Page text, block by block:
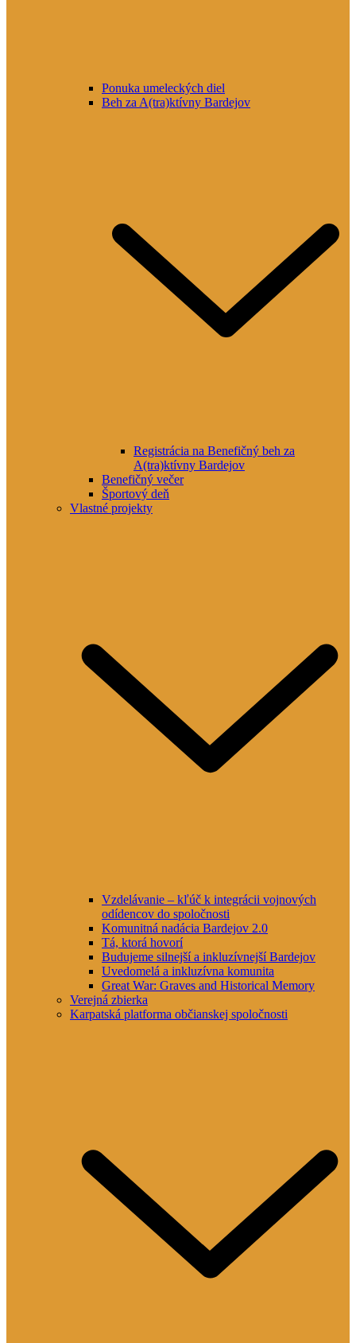
Ponuka umeleckých diel
Beh za A(tra)ktívny Bardejov
Registrácia na Benefičný beh za
A(tra)ktívny Bardejov
Benefičný večer
Športový deň
Vlastné projekty
Vzdelávanie – kľúč k integrácii vojnových
odídencov do spoločnosti
Komunitná nadácia Bardejov 2.0
Tá, ktorá hovorí
Budujeme silnejší a inkluzívnejší Bardejov
Uvedomelá a inkluzívna komunita
Great War: Graves and Historical Memory
Verejná zbierka
Karpatská platforma občianskej spoločnosti